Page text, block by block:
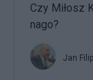
Czy Miłosz
nago?
Jan